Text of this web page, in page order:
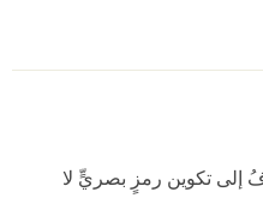
إلى تكوين رمزٍ بصريٍّ لا